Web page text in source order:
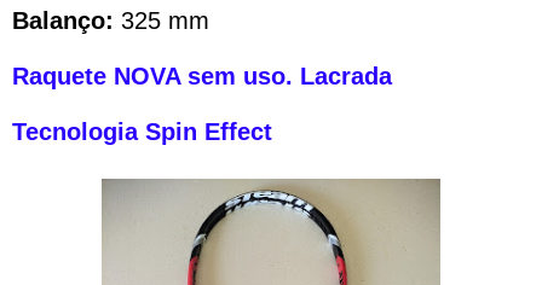
Balanço: 325 mm
Raquete NOVA sem uso. Lacrada
Tecnologia Spin Effect